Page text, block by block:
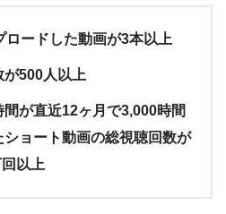
ロードした動画が3本以上
500人以上
が直近12ヶ月で3,000時間
ショート動画の総視聴回数が
以上